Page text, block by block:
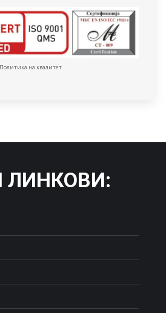
Политика на квалитет
ЛИНКОВИ: